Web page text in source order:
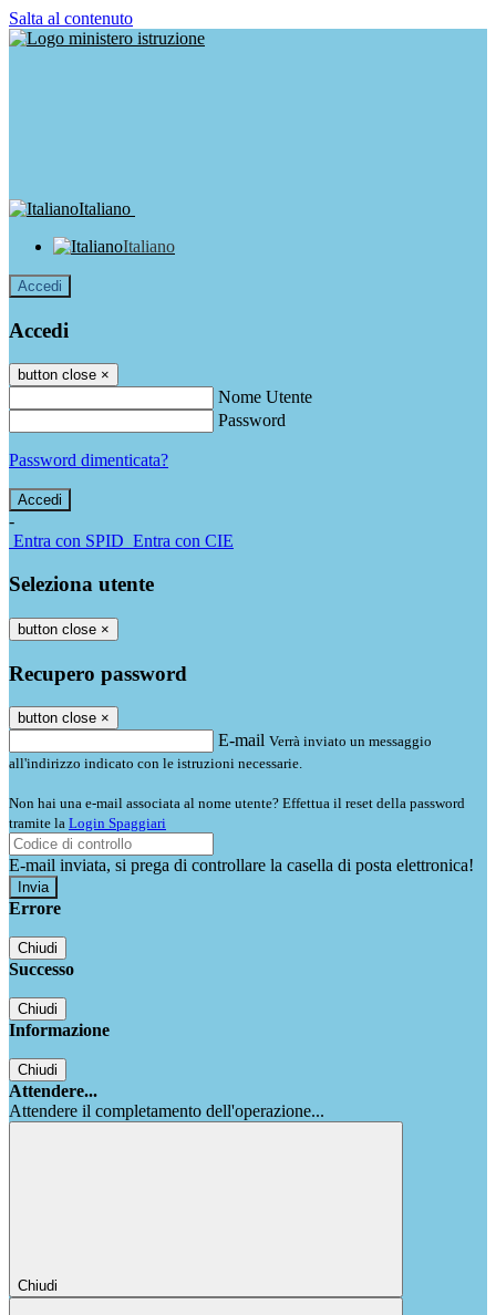
Salta al contenuto
Italiano
Italiano
Accedi
Accedi
button close ×
Nome Utente
Password
Password dimenticata?
-
Entra con SPID Entra con CIE
Seleziona utente
button close ×
Recupero password
button close ×
E-mail Verrà inviato un messaggio
all'indirizzo indicato con le istruzioni necessarie.
Non hai una e-mail associata al nome utente? Effettua il reset della password
tramite la Login Spaggiari
E-mail inviata, si prega di controllare la casella di posta elettronica!
Errore
Chiudi
Successo
Chiudi
Informazione
Chiudi
Attendere...
Attendere il completamento dell'operazione...
Chiudi